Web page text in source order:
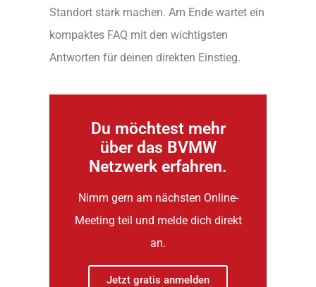
Standort stark machen. Am Ende wartet ein
kompaktes FAQ mit den wichtigsten
Antworten für deinen direkten Einstieg.
Du möchtest mehr
über das BVMW
Netzwerk erfahren.
Nimm gern am nächsten Online-
Meeting teil und melde dich direkt
an.
Jetzt gratis anmelden